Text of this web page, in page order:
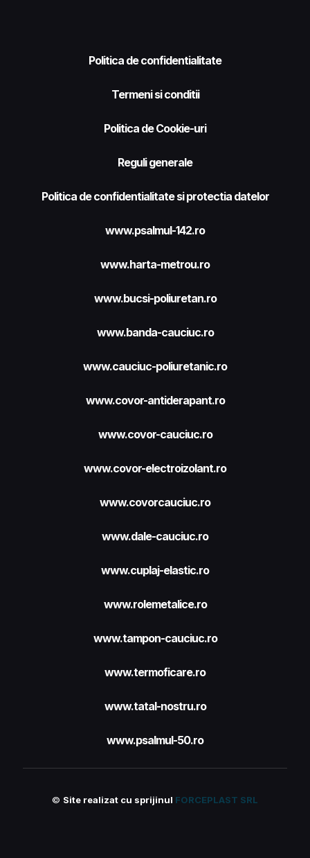
Politica de confidentialitate
Termeni si conditii
Politica de Cookie-uri
Reguli generale
Politica de confidentialitate si protectia datelor
www.psalmul-142.ro
www.harta-metrou.ro
www.bucsi-poliuretan.ro
www.banda-cauciuc.ro
www.cauciuc-poliuretanic.ro
www.covor-antiderapant.ro
www.covor-cauciuc.ro
www.covor-electroizolant.ro
www.covorcauciuc.ro
www.dale-cauciuc.ro
www.cuplaj-elastic.ro
www.rolemetalice.ro
www.tampon-cauciuc.ro
www.termoficare.ro
www.tatal-nostru.ro
www.psalmul-50.ro
© Site realizat cu sprijinul FORCEPLAST SRL